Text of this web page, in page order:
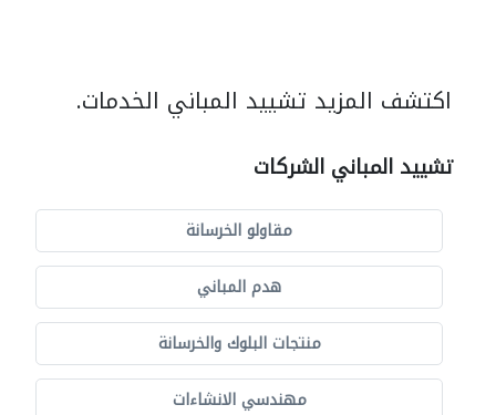
اكتشف المزيد تشييد المباني الخدمات.
تشييد المباني الشركات
مقاولو الخرسانة
هدم المباني
منتجات البلوك والخرسانة
مهندسي الانشاءات